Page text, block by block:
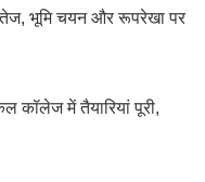
तेज, भूमि चयन और रूपरेखा पर
कॉलेज में तैयारियां पूरी,